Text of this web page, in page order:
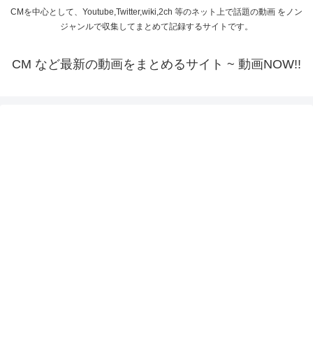
CMを中心として、Youtube,Twitter,wiki,2ch 等のネット上で話題の動画 をノン
ジャンルで収集してまとめて記録するサイトです。
CM など最新の動画をまとめるサイト ~ 動画NOW!!